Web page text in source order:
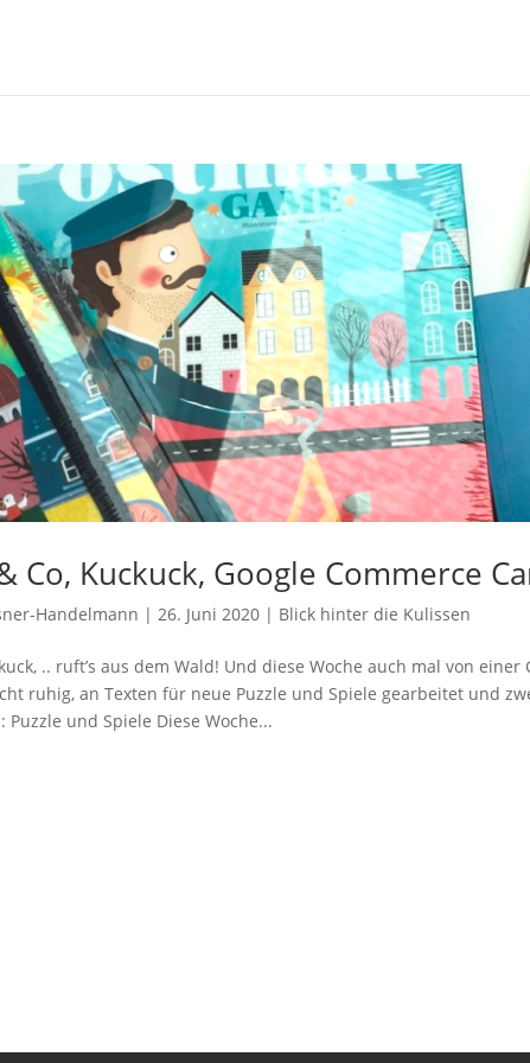
Co, Kuckuck, Google Commerce
Handelmann | 26. Juni 2020 | Blick hinter die Kulissen
.. ruft’s aus dem Wald! Und diese Woche auch mal von
ruhig, an Texten für neue Puzzle und Spiele gearbeitet und
und Spiele Diese Woche...